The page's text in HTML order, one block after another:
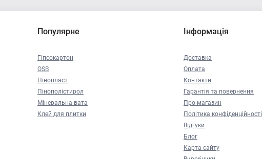
Популярне
Гіпсокартон
OSB
Пінопласт
Пінополістирол
Мінеральна вата
Клей для плитки
Інформація
Доставка
Оплата
Контакти
Гарантія та повернення
Про магазин
Політика конфіденційності
Відгуки
Блог
Карта сайту